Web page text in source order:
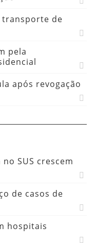
de
pela
após revogação
SUS crescem
de casos de
hospitais